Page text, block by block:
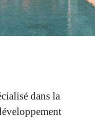
dans la